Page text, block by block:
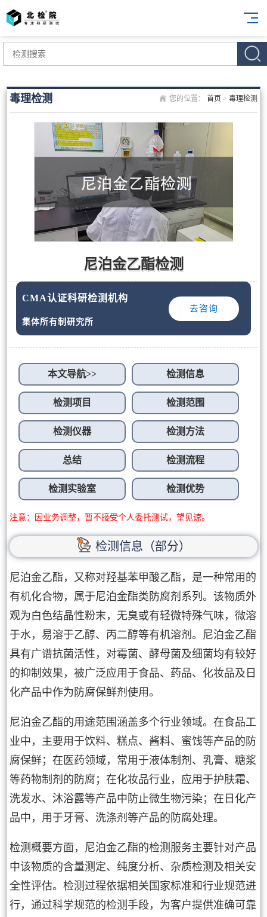
您的位置： 首页 > 毒理检测
毒理检测
尼泊金乙酯检测
CMA认证科研检测机构
集体所有制研究所
去咨询
本文导航>> 检测信息
检测项目 检测范围
检测仪器 检测方法
总结 检测流程
检测实验室 检测优势
注意：因业务调整，暂不接受个人委托测试，望见谅。
检测信息（部分）
尼泊金乙酯，又称对羟基苯甲酸乙酯，是一种常用的
有机化合物，属于尼泊金酯类防腐剂系列。该物质外
观为白色结晶性粉末，无臭或有轻微特殊气味，微溶
于水，易溶于乙醇、丙二醇等有机溶剂。尼泊金乙酯
具有广谱抗菌活性，对霉菌、酵母菌及细菌均有较好
的抑制效果，被广泛应用于食品、药品、化妆品及日
化产品中作为防腐保鲜剂使用。
尼泊金乙酯的用途范围涵盖多个行业领域。在食品工
业中，主要用于饮料、糕点、酱料、蜜饯等产品的防
腐保鲜；在医药领域，常用于液体制剂、乳膏、糖浆
等药物制剂的防腐；在化妆品行业，应用于护肤霜、
洗发水、沐浴露等产品中防止微生物污染；在日化产
品中，用于牙膏、洗涤剂等产品的防腐处理。
检测概要方面，尼泊金乙酯的检测服务主要针对产品
中该物质的含量测定、纯度分析、杂质检测及相关安
全性评估。检测过程依据相关国家标准和行业规范进
行，通过科学规范的检测手段，为客户提供准确可靠